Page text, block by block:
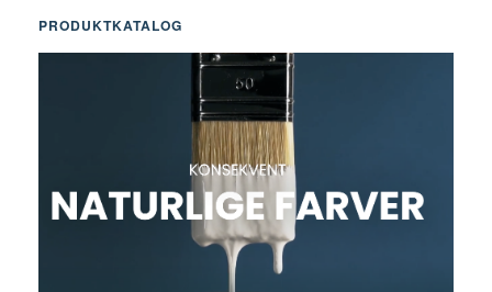
PRODUKTKATALOG